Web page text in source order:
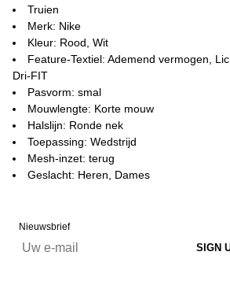
Truien
Merk: Nike
Kleur: Rood, Wit
Feature-Textiel: Ademend vermogen,
Dri-FIT
Pasvorm: smal
Mouwlengte: Korte mouw
Halslijn: Ronde nek
Toepassing: Wedstrijd
Mesh-inzet: terug
Geslacht: Heren, Dames
Nieuwsbrief